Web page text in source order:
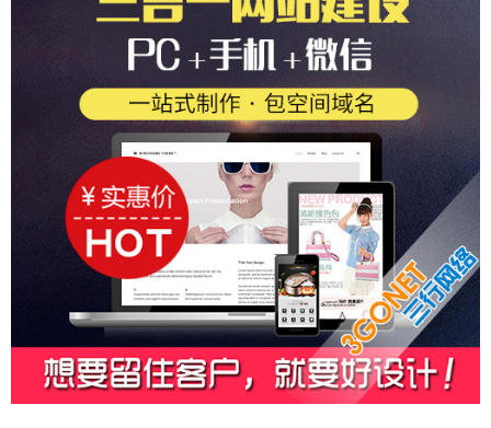
想设计个有特色的网站,令人其垂涎三尺!您..
接老外单?外贸报价里面要包含哪些内容
如何判别广交会网站的可信度
做百度竞价推广是怎样收费的?点击一次收几..
做百度推广一个月要花多少钱